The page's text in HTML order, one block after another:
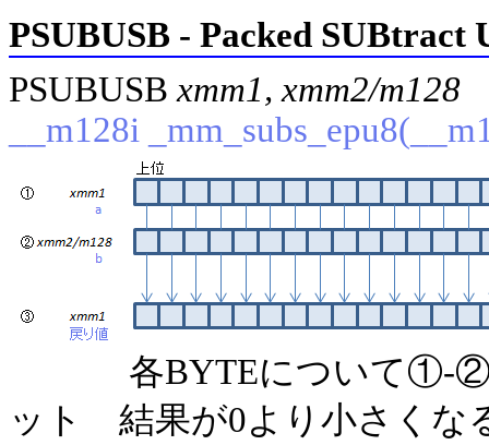
PSUBUSB - Packed SUBtract
PSUBUSB xmm1, xmm2/m128
__m128i
各BYTEについて①-
ット 結果が0より小さくな